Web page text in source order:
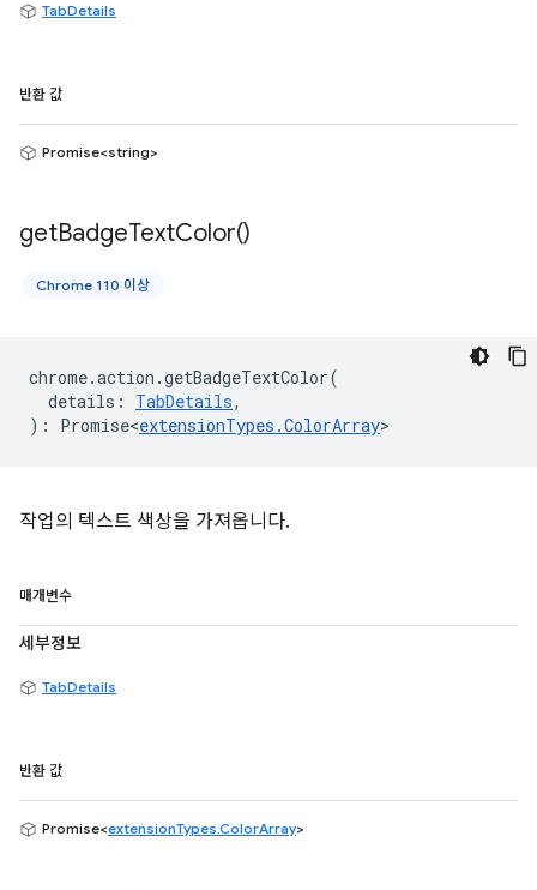
TabDetails
반환 값
Promise<string>
getBadgeTextColor()
Chrome 110 이상
chrome.action .getBadgeTextColor(
details : TabDetails,
) : Promise<extensionTypes .ColorArray>
작업의 텍스트 색상을 가져옵니다.
매개변수
세부정보
TabDetails
반환 값
Promise<extensionTypes.ColorArray>